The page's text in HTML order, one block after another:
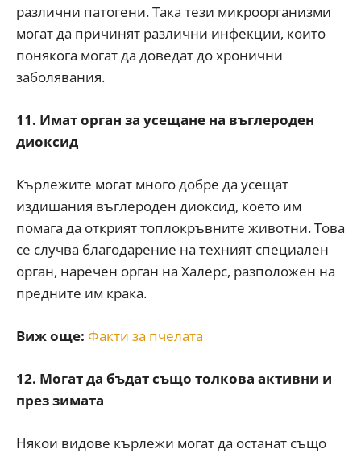
различни патогени. Така тези микроорганизми
могат да причинят различни инфекции, които
понякога могат да доведат до хронични
заболявания.
11. Имат орган за усещане на въглероден
диоксид
Кърлежите могат много добре да усещат
издишания въглероден диоксид, което им
помага да открият топлокръвните животни. Това
се случва благодарение на техният специален
орган, наречен орган на Халерс, разположен на
предните им крака.
Виж още: Факти за пчелата
12. Могат да бъдат също толкова активни и
през зимата
Някои видове кърлежи могат да останат също